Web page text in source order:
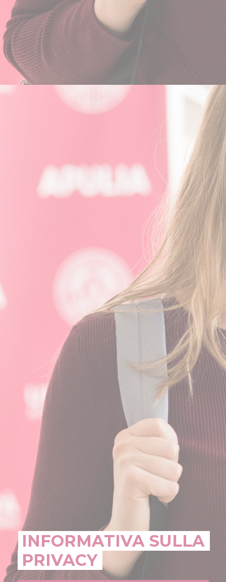
INFORMATIVA SULLA
PRIVACY